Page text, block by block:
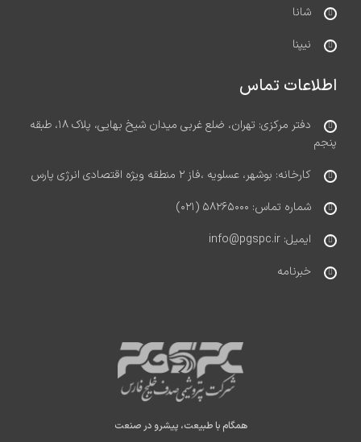
شانا
نیپنا
اطلاعات تماس
دفتر مرکزی: تهران، ضلع غربی میدان شیخ بهایی، پلاک ۱۸، طبقه
پنجم
کارخانه: بوشهر، عسلویه ،فاز ۲ منطقه ویژه اقتصادی انرژی پارس
شماره تماس: ۵۸۲۶۵۰۰۰ (۰۲۱)
ایمیل: info@pgspc.ir
خبرنامه
همگام با طبیعت، پیشرو در صنعت